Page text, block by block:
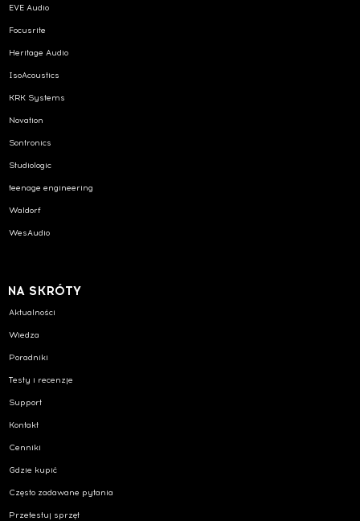
EVE Audio
Focusrite
Heritage Audio
IsoAcoustics
KRK Systems
Novation
Sontronics
Studiologic
teenage engineering
Waldorf
WesAudio
NA SKRÓTY
Aktualności
Wiedza
Poradniki
Testy i recenzje
Support
Kontakt
Cenniki
Gdzie kupić
Często zadawane pytania
Przetestuj sprzęt